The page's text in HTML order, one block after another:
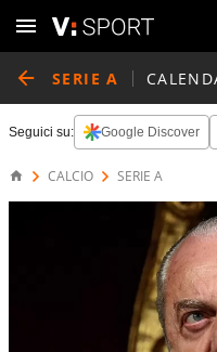
SERIE A
Seguici su: Google Discover
CALCIO SERIE A